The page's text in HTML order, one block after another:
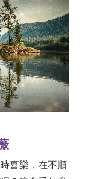
喜樂，在不順